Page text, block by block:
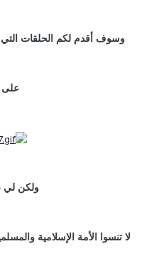
وسوف أقدم لكم الحلقات التي
على
ولكن لي
لا تنسوا الأمة الإسلامية